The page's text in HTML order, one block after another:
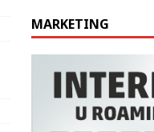
MARKETING